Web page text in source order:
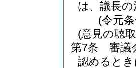
は、議長
(令元
(意見の聴
第7条
審議
認めると